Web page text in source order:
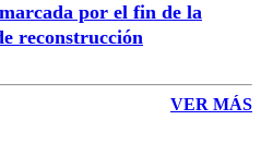
por el fin de la
reconstrucción
VER MÁS